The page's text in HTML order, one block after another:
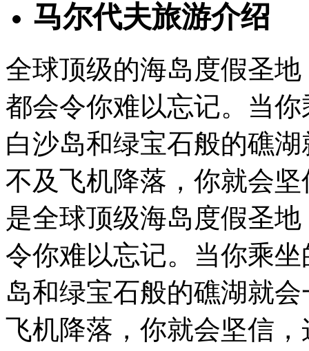
马尔代夫旅游介绍
全球顶级的海岛度假圣
都会令你难以忘记。当
白沙岛和绿宝石般的礁
不及飞机降落，你就会
是全球顶级海岛度假圣
令你难以忘记。当你乘
岛和绿宝石般的礁湖就
飞机降落，你就会坚信